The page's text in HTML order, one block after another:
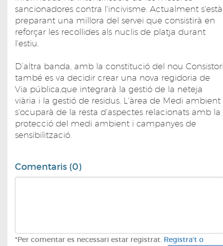
sancionadores contra l'incivisme. Actualment s'està
preparant una millora del servei que consistirà en
reforçar les recollides als nuclis de platja durant
l'estiu.
D’altra banda, amb la constitució del nou
també es va decidir crear una nova regidoria de
Via pública,que integrarà la gestió de la neteja
viària i la gestió de residus. L'àrea de Medi ambient
s'ocuparà de la resta d'aspectes relacionats amb la
protecció del medi ambient i campanyes de
sensibilització.
Comentaris (0)
*Per comentar es necessari estar registrat. Registra't o